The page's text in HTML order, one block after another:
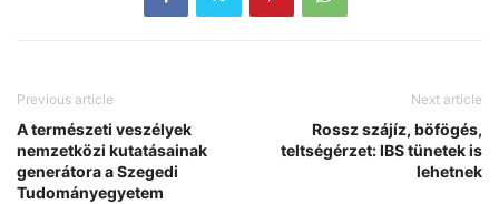
Previous article
A természeti veszélyek
nemzetközi kutatásainak
generátora a Szegedi
Tudományegyetem
Next article
Rossz szájíz, böfögés,
teltségérzet: IBS tünetek is
lehetnek